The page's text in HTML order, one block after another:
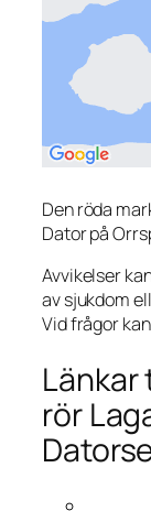
Den röda
Dator på
Avvikelser
av sjukdom
Vid frågor
Länkar
rör